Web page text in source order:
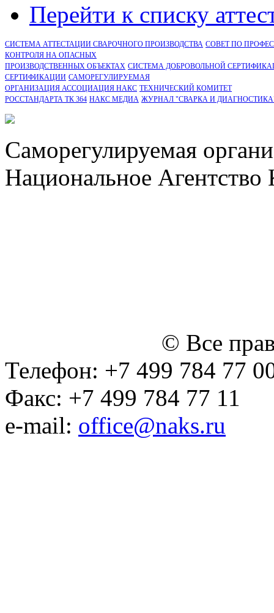
Перейти к списку
СИСТЕМА АТТЕСТАЦИИ СВАРОЧНОГО ПРОИЗВОДСТВА СОВЕТ ПО
КОНТРОЛЯ НА ОПАСНЫХ
ПРОИЗВОДСТВЕННЫХ ОБЪЕКТАХ СИСТЕМА ДОБРОВОЛЬНОЙ
CЕРТИФИКАЦИИ САМОРЕГУЛИРУЕМАЯ
ОРГАНИЗАЦИЯ АССОЦИАЦИЯ НАКС ТЕХНИЧЕСКИЙ КОМИТЕТ
РОССТАНДАРТА ТК 364 НАКС МЕДИА ЖУРНАЛ "СВАРКА И
Саморегулируемая
Национальное Агентство
© Все
Телефон: +7 499 784 77
Факс: +7 499 784 77 11
e-mail: office@naks.ru